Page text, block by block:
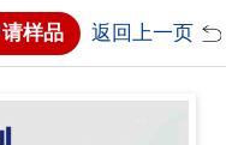
样品 返回上一页